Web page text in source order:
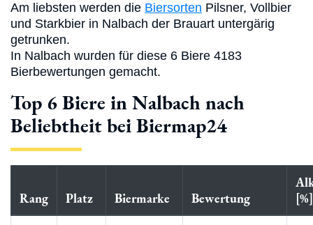
Am liebsten werden die Biersorten Pilsner, Vollbier
und Starkbier in Nalbach der Brauart untergärig
getrunken.
In Nalbach wurden für diese 6 Biere 4183
Bierbewertungen gemacht.
Top 6 Biere in Nalbach nach
Beliebtheit bei Biermap24
Rang Platz Biermarke Bewertung
[%]